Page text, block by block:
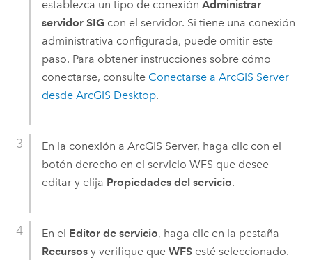
establezca un tipo de conexión Administrar
servidor SIGcon el servidor. Si tiene una conexión
administrativa configurada, puede omitir este
paso. Para obtener instrucciones sobre cómo
conectarse, consulte Conectarse a ArcGIS Server
desde ArcGIS Desktop.
En la conexión a ArcGIS Server, haga clic con el
botón derecho en el servicio WFS que desee
editar y elija Propiedades del servicio.
En el Editor de servicio, haga clic en la pestaña
Recursosy verifique que WFSesté seleccionado.